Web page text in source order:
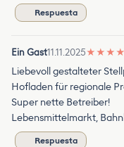
Respuesta
Ein Gast11.11.2025★ ★ ★ ★
Liebevoll gestalteter
Hofladen für regionale
Super nette Betreiber!
Lebensmittelmarkt,
Respuesta